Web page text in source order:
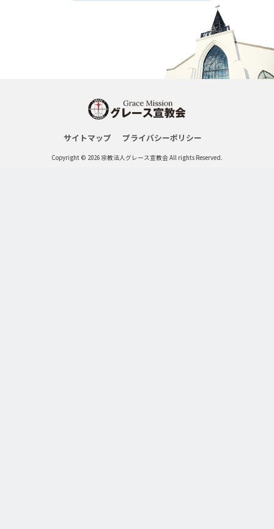
サイトマップ プライバシーポリシー
Copyright © 2026 宗教法人グレース宣教会 All rights Reserved.